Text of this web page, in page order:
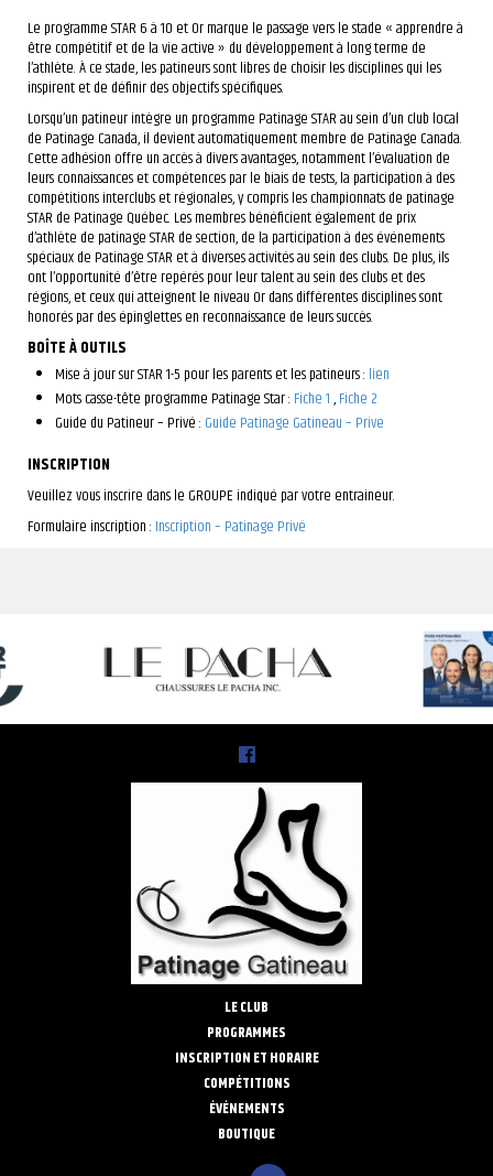
Le programme STAR 6 à 10 et Or marque le passage vers le stade « apprendre à
être compétitif et de la vie active » du développement à long terme de
l’athlète. À ce stade, les patineurs sont libres de choisir les disciplines qui les
inspirent et de définir des objectifs spécifiques.
Lorsqu’un patineur intègre un programme Patinage STAR au sein d’un club local
de Patinage Canada, il devient automatiquement membre de Patinage Canada.
Cette adhésion offre un accès à divers avantages, notamment l’évaluation de
leurs connaissances et compétences par le biais de tests, la participation à des
compétitions interclubs et régionales, y compris les championnats de patinage
STAR de Patinage Québec. Les membres bénéficient également de prix
d’athlète de patinage STAR de section, de la participation à des événements
spéciaux de Patinage STAR et à diverses activités au sein des clubs. De plus, ils
ont l’opportunité d’être repérés pour leur talent au sein des clubs et des
régions, et ceux qui atteignent le niveau Or dans différentes disciplines sont
honorés par des épinglettes en reconnaissance de leurs succès.
BOÎTE À OUTILS
Mise à jour sur STAR 1-5 pour les parents et les patineurs : lien
Mots casse-tête programme Patinage Star : Fiche 1,Fiche 2
Guide du Patineur – Privé : Guide Patinage Gatineau – Prive
INSCRIPTION
Veuillez vous inscrire dans le GROUPE indiqué par votre entraineur.
Formulaire inscription : Inscription – Patinage Privé
LE CLUB
PROGRAMMES
INSCRIPTION ET HORAIRE
COMPÉTITIONS
ÉVÉNEMENTS
BOUTIQUE